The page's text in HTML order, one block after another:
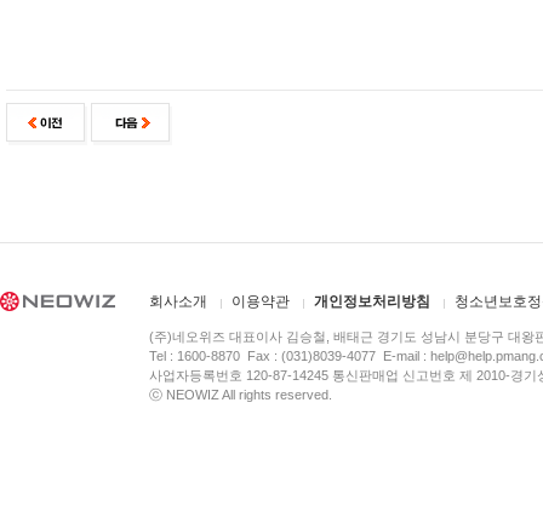
회사소개 이용약관 개인정보처리방침 청소년보호
(주)네오위즈 대표이사 김승철, 배태근 경기도 성남시 분당구 대왕
Tel : 1600-8870 Fax : (031)8039-4077 E-mail :
사업자등록번호 120-87-14245 통신판매업 신고번호 제 2010-경
ⓒ NEOWIZ All rights reserved.